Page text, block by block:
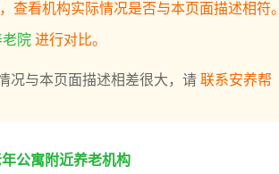
查看机构实际情况是否与本页面描述相符。
院 进行对比。
况与本页面描述相差很大，请 联系安养帮
公寓附近养老机构